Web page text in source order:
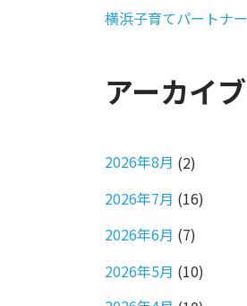
横浜子育てパートナー
アーカイブ
2026年8月 (2)
2026年7月 (16)
2026年6月 (7)
2026年5月 (10)